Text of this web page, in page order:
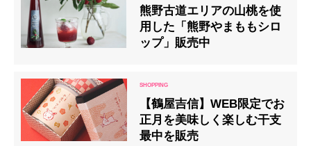
熊野古道エリアの山桃を使
用した「熊野やまももシロ
ップ」販売中
【鶴屋吉信】WEB限定でお
正月を美味しく楽しむ干支
最中を販売